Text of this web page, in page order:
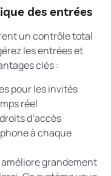
des entrées
un contrôle total
les entrées et
clés :
pour les invités
réel
d’accès
à chaque
améliore grandement